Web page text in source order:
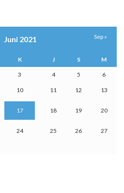
Juni 2021
K J S M
3 4 5 6
10 11 12 13
17 18 19 20
24 25 26 27
Sep »